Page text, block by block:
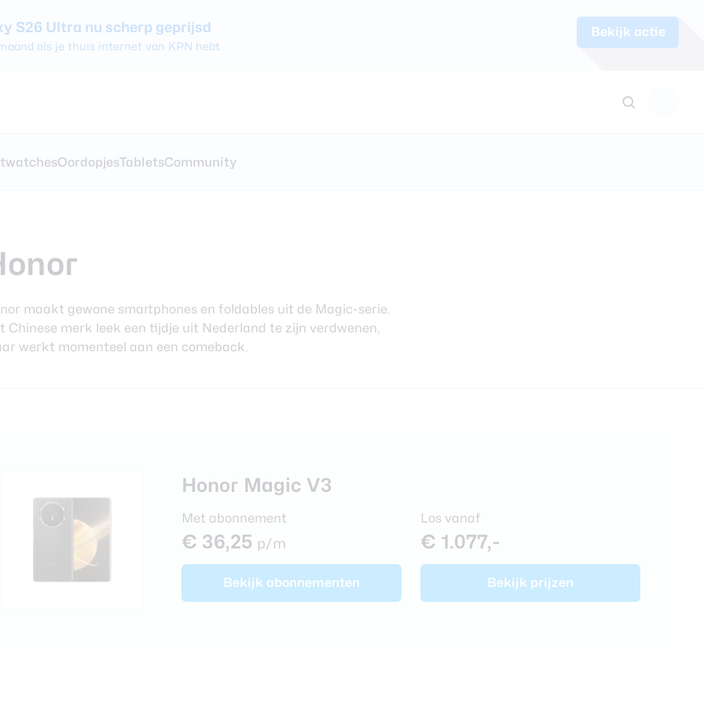
S26 Ultra nu scherp geprijsd
als je thuis internet van KPN hebt
Bekijk actie
OordopjesTabletsCommunity
maakt gewone smartphones en foldables uit de Magic-serie.
Chinese merk leek een tijdje uit Nederland te zijn verdwenen,
werkt momenteel aan een comeback.
Honor Magic V3
Met abonnement
€ 36,25 p/m
Bekijk abonnementen
Los vanaf
€ 1.077,-
Bekijk prijzen
S26 Ultra
Watch 8
review
voor
oordopjes
vergelijken
vergelijken